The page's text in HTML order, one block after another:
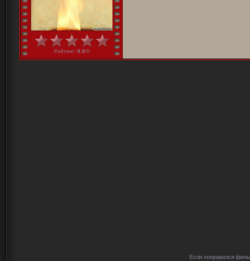
Рейтинг: 0.0/0
Если понравился